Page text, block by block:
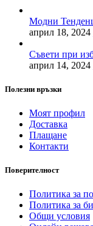
Модни
април 18, 2024
Съвети при
април 14, 2024
Полезни връзки
Моят профил
Доставка
Плащане
Контакти
Поверителност
Политика за
Политика за
Общи условия